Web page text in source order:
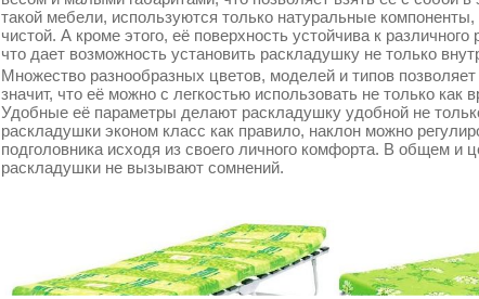
такой мебели, используются только натуральные
чистой. А кроме этого, её поверхность устойчива к
что дает возможность установить раскладушку не только
Множество разнообразных цветов, моделей и типов
значит, что её можно с легкостью использовать не только как
Удобные её параметры делают раскладушку удобной не
раскладушки эконом класс как правило, наклон можно
подголовника исходя из своего личного комфорта. В общем
раскладушки не вызывают сомнений.